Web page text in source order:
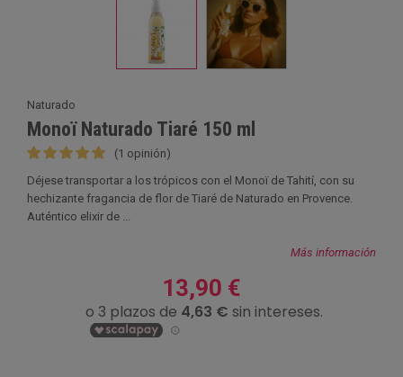
Naturado
Monoï Naturado Tiaré 150 ml
(1 opinión)
Déjese transportar a los trópicos con el Monoï de Tahití, con su
hechizante fragancia de flor de Tiaré de Naturado en Provence.
Auténtico elixir de ...
Más información
13,90 €